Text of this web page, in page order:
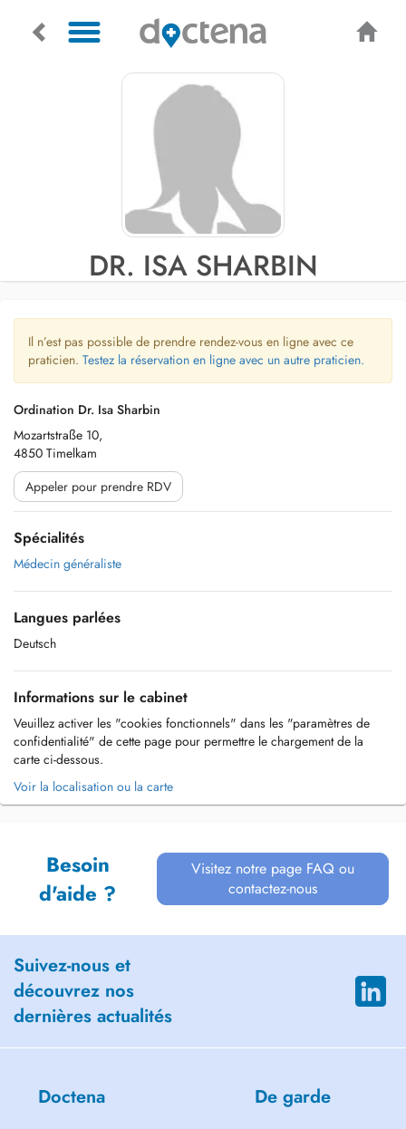
DR. ISA SHARBIN
Il n’est pas possible de prendre rendez-vous en ligne avec ce
praticien. Testez la réservation en ligne avec un autre praticien.
Ordination Dr. Isa Sharbin
Mozartstraße 10,
4850 Timelkam
Appeler pour prendre RDV
Spécialités
Médecin généraliste
Langues parlées
Deutsch
Informations sur le cabinet
Veuillez activer les "cookies fonctionnels" dans les "paramètres de
confidentialité" de cette page pour permettre le chargement de la
carte ci-dessous.
Voir la localisation ou la carte
Besoin
d'aide ?
Visitez notre page FAQ ou
contactez-nous
Suivez-nous et
découvrez nos
dernières actualités
Doctena De garde